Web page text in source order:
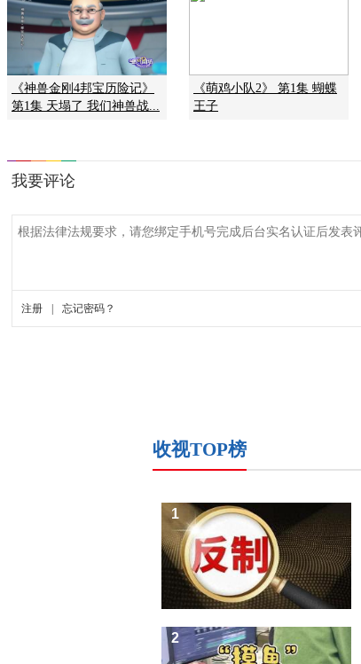
《神兽金刚4邦宝历险记》
第1集 天塌了 我们神兽战...
《萌鸡小队2》 第1集 蝴蝶
王子
收视TOP榜
1
2